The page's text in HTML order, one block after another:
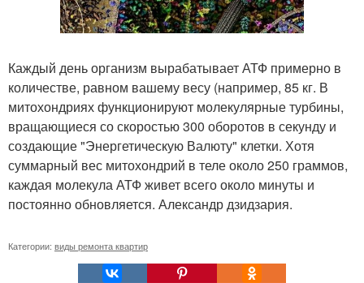
Каждый день организм вырабатывает АТФ примерно в
количестве, равном вашему весу (например, 85 кг. В
митохондриях функционируют молекулярные турбины,
вращающиеся со скоростью 300 оборотов в секунду и
создающие "Энергетическую Валюту" клетки. Хотя
суммарный вес митохондрий в теле около 250 граммов,
каждая молекула АТФ живет всего около минуты и
постоянно обновляется. Александр дзидзария.
Категории: виды ремонта квартир